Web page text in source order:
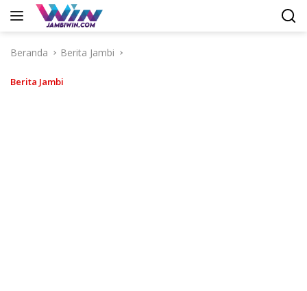
Langsung
Beranda
Berita Jambi
Berita Jambi